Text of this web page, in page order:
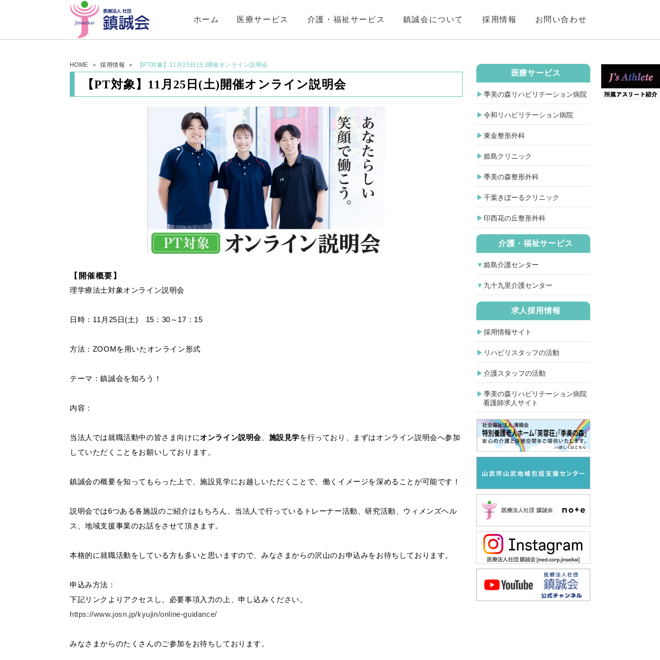
ホーム 医療サービス 介護・福祉サービス 鎮誠会について 採用情報 お問い合わせ
HOME 採用情報 【PT対象】11月25日(土)開催オンライン説明会
【PT対象】11月25日(土)開催オンライン説明会
【開催概要】
理学療法士対象オンライン説明会
日時：11月25日(土) 15：30～17：15
方法：ZOOMを用いたオンライン形式
テーマ：鎮誠会を知ろう！
内容：
当法人では就職活動中の皆さま向けにオンライン説明会 施設見学を行っており、まずはオンライン説明会へ参加
していただくことをお願いしております。
鎮誠会の概要を知ってもらった上で、施設見学にお越しいただくことで、働くイメージを深めることが可能です！
説明会では6つある各施設のご紹介はもちろん、当法人で行っているトレーナー活動、研究活動、ウィメンズヘル
ス、地域支援事業のお話をさせて頂きます。
本格的に就職活動をしている方も多いと思いますので、みなさまからの沢山のお申込みをお待ちしております。
申込み方法：
下記リンクよりアクセスし、必要事項入力の上、申し込みください。
https://www.josn.jp/kyujin/online-guidance/
みなさまからのたくさんのご参加をお待ちしております。
医療サービス
季美の森リハビリテーション病院
令和リハビリテーション病院
東金整形外科
姫島クリニック
季美の森整形外科
千葉きぼーるクリニック
印西花の丘整形外科
介護・福祉サービス
姫島介護センター
九十九里介護センター
求人採用情報
採用情報サイト
リハビリスタッフの活動
介護スタッフの活動
季美の森リハビリテーション病院
看護師求人サイト